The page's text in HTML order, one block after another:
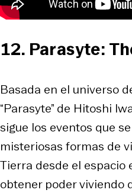
12. Parasyte:
Basada en el universo
“Parasyte” de Hitoshi
sigue los eventos que
misteriosas formas de
Tierra desde el espacio
obtener poder viviendo